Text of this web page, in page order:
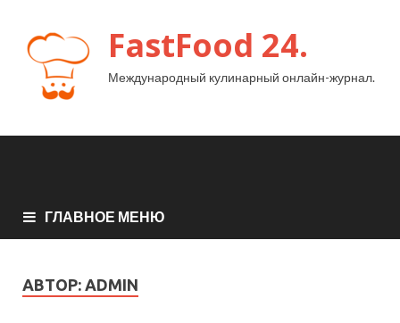
FastFood 24.
Международный кулинарный онлайн-журнал.
ГЛАВНОЕ МЕНЮ
АВТОР: ADMIN